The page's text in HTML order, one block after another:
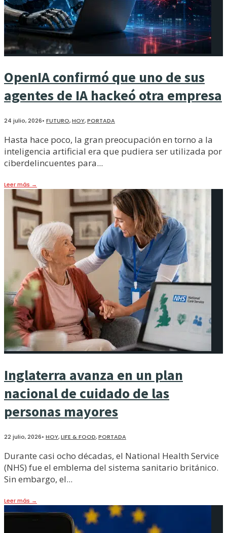
OpenIA confirmó que uno de sus
agentes de IA hackeó otra empresa
24 julio, 2026• FUTURO,HOY,PORTADA
Hasta hace poco, la gran preocupación en torno a la
inteligencia artificial era que pudiera ser utilizada por
ciberdelincuentes para...
Leer más →
Inglaterra avanza en un plan
nacional de cuidado de las
personas mayores
22 julio, 2026• HOY,LIFE & FOOD,PORTADA
Durante casi ocho décadas, el National Health Service
(NHS) fue el emblema del sistema sanitario británico.
Sin embargo, el...
Leer más →